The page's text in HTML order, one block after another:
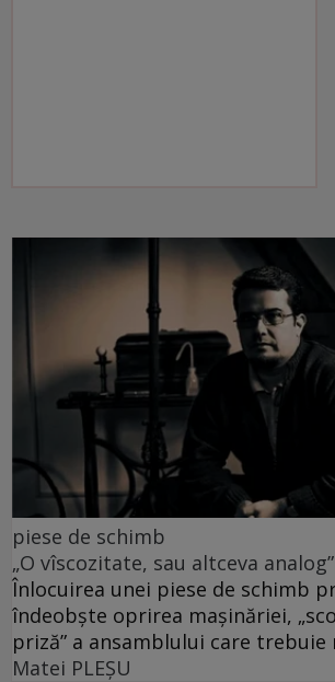
piese de schimb
„O vîscozitate, sau altceva analog”
Înlocuirea unei piese de schimb
îndeobște oprirea mașinăriei,
priză” a ansamblului care trebuie
Matei PLEŞU